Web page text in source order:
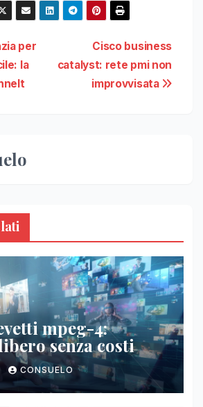
Cisco business
catalyst: rete pmi non
improvvisata
per
la
mpeg-4:
senza costi
CONSUELO